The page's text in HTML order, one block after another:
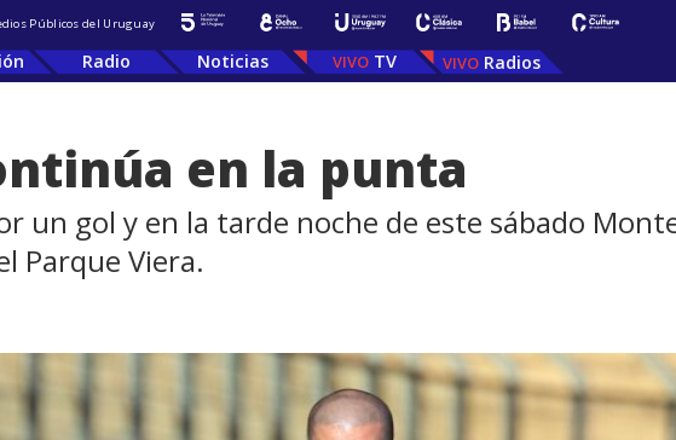
Públicos del Uruguay
Radio Noticias TV Radios
en la punta
un gol y en la tarde noche de este sábado
Parque Viera.